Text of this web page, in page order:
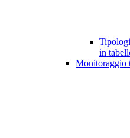
in
Monitoraggio